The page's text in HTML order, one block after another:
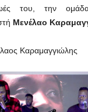
του, την
Μενέλαο
Καραμαγγιώλης